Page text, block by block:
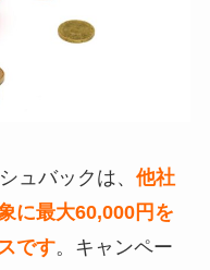
ュバックは、 他社
に最大60,000円を
です。キャンペー